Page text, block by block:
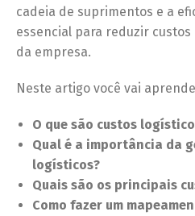
cadeia de suprimentos e a
essencial para reduzir
da empresa.
Neste artigo você vai
O que são custos
Qual é a importância da
logísticos?
Quais são os principais
Como fazer um